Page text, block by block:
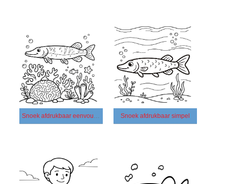
Snoek afdrukbaar eenvoudig Snoek afdrukbaar simpel